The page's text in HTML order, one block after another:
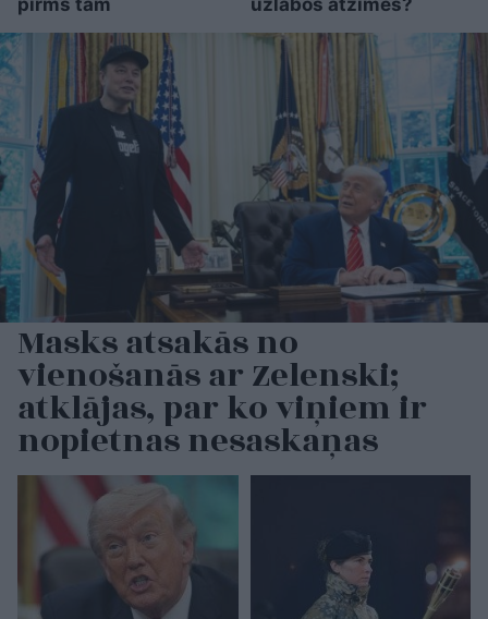
Masks atsakās no
vienošanās ar Zelenski;
atklājas, par ko viņiem ir
nopietnas nesaskaņas